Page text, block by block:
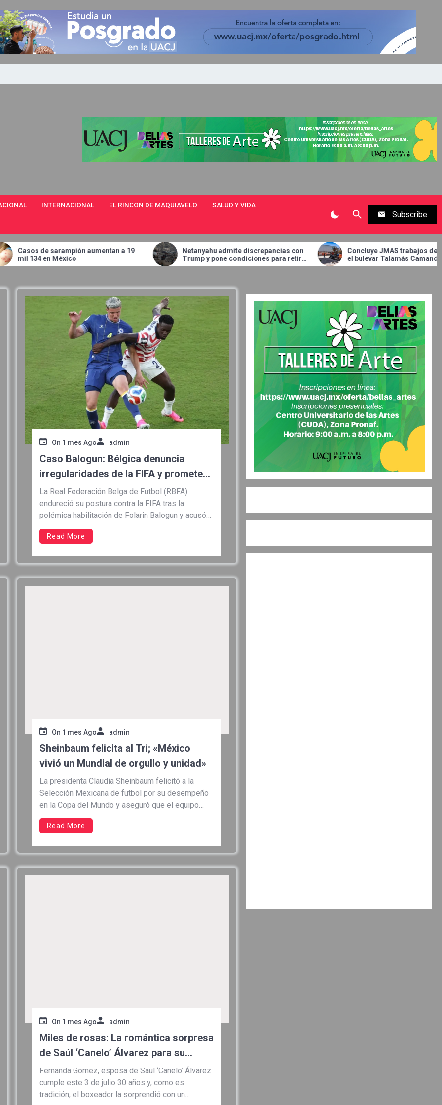
INTERNACIONAL EL RINCON DE MAQUIAVELO SALUD Y VIDA
Subscribe
aumentan a 19
Netanyahu admite discrepancias con
Trump y pone condiciones para retirar
tropas de Gaza
Concluye JMAS trabajos de bacheo en
el bulevar Talamás Camandari.
On 1 mes Ago admin
Caso Balogun: Bélgica denuncia
irregularidades de la FIFA y promete
llevar la disputa hasta el final
La Real Federación Belga de Futbol (RBFA)
endureció su postura contra la FIFA tras la
polémica habilitación de Folarin Balogun y acusó
al organismo de actuar sin transparencia durante
el proceso que permitió al delantero disputar los
comunicado, la federación […]
Read More
On 1 mes Ago admin
Sheinbaum felicita al Tri; «México
vivió un Mundial de orgullo y unidad»
La presidenta Claudia Sheinbaum felicitó a la
Selección Mexicana de futbol por su desempeño
en la Copa del Mundo y aseguró que el equipo
logró despertar entre la población sentimientos
de orgullo, esperanza y unidad. Durante su
representativo nacional dejó una imagen […]
Read More
On 1 mes Ago admin
Miles de rosas: La romántica sorpresa
de Saúl ‘Canelo’ Álvarez para su
esposa en su cumpleaños 30
Fernanda Gómez, esposa de Saúl ‘Canelo’ Álvarez
cumple este 3 de julio 30 años y, como es
tradición, el boxeador la sorprendió con un